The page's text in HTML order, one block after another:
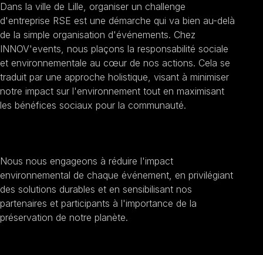
Dans la ville de Lille, organiser un challenge
d'entreprise RSE est une démarche qui va bien au-delà
de la simple organisation d'événements. Chez
INNOV'events, nous plaçons la responsabilité sociale
et environnementale au cœur de nos actions. Cela se
traduit par une approche holistique, visant à minimiser
notre impact sur l'environnement tout en maximisant
les bénéfices sociaux pour la communauté.
Nous nous engageons à réduire l'impact
environnemental de chaque événement, en privilégiant
des solutions durables et en sensibilisant nos
partenaires et participants à l'importance de la
préservation de notre planète.